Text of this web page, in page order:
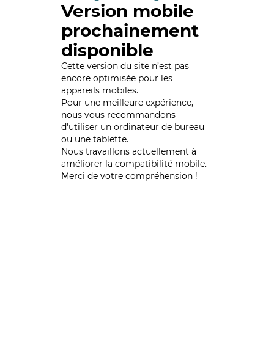
Version mobile
prochainement
disponible
Cette version du site n’est pas
encore optimisée pour les
appareils mobiles.
Pour une meilleure expérience,
nous vous recommandons
d'utiliser un ordinateur de bureau
ou une tablette.
Nous travaillons actuellement à
améliorer la compatibilité mobile.
Merci de votre compréhension !